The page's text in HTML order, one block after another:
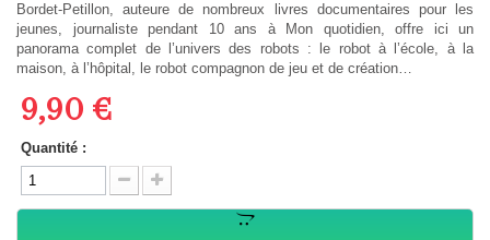
Bordet-Petillon, auteure de nombreux livres documentaires pour les
jeunes, journaliste pendant 10 ans à Mon quotidien, offre ici un
panorama complet de l’univers des robots : le robot à l’école, à la
maison, à l’hôpital, le robot compagnon de jeu et de création…
9,90 €
Quantité :